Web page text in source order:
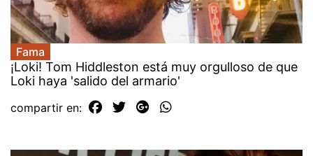
Fama
¡Loki! Tom Hiddleston está muy orgulloso de que
Loki haya 'salido del armario'
compartir en: